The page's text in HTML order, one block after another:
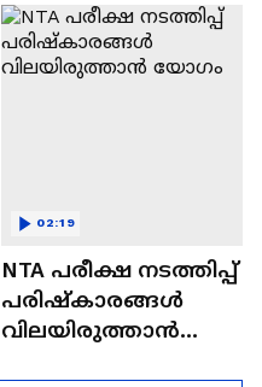
തൂഫാൻ യോ​ഗത്തെ
കുറിച്ച്
ന്യായീകരണവുമായി
NTA പരീക്ഷ നടത്തിപ്പ്
പരിഷ്കാരങ്ങള്‍
വിലയിരുത്താന്‍
02:19